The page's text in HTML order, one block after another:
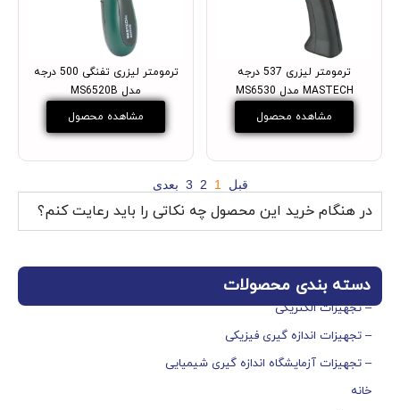
دسته بندی محصولات
– تجهیزات الکتریکی
– تجهیزات اندازه گیری فیزیکی
– تجهیزات آزمایشگاه اندازه گیری شیمیایی
خانه
ترمومتر لیزری 537 درجه
MASTECH مدل MS6530
مشاهده محصول
ترمومتر لیزری تفنگی 500 درجه
مدل MS6520B
مشاهده محصول
قبل 1
2
3 بعدی
در هنگام خرید این محصول چه نکاتی را باید رعایت کنم؟